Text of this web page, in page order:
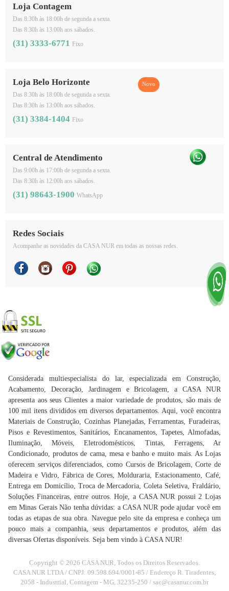
Loja Contagem
Das 8:30h às 18:00h de segunda a sexta.
Das 8:30h às 13:00h aos sábados.
(31) 3333-6771 Fixo
Loja Belo Horizonte
Das 8:30h às 18:00h de segunda a sexta.
Das 8:30h às 13:00h aos sábados.
(31) 3384-1404 Fixo
Central de Atendimento
Das 9:00h às 17:00h de segunda a sexta.
Das 8:30h às 12:00h aos sábados.
(31) 98643-1900 WhatsApp
Redes Sociais
Acompanhe as novidades da CASA NUR em todas as nossas redes.
Considerada multiespecialista do lar, especializada em Construção,
Acabamento, Decoração, Jardinagem e Bricolagem, a CASA NUR
apresenta aos seus Clientes a maior variedade de produtos, são mais de
100 mil itens divididos em diversos departamentos. Aqui, você encontra
Materiais de Construção, Cozinhas Planejadas, Ferramentas, Furadeiras,
Pisos e Revestimentos, Sanitários, Encanamentos, Tapetes, Almofadas,
Iluminação, Móveis, Eletrodomésticos, Tintas, Ferragens, Ar
Condicionado, produtos de cama, mesa e banho e muito mais. As Lojas
oferecem serviços diferenciados, como Cursos de Bricolagem, Corte de
Madeira e Vidro, Fábrica de Cores, Molduraria, Estacionamento, Café,
Entrega em Domicílio, Troca de Mercadoria, Coleta Seletiva, Fraldário,
Soluções Financeiras, entre outros. Hoje, a CASA NUR possui 2 Lojas
em Minas Gerais Não tenha dúvidas: a CASA NUR pode ajudar você em
todas as etapas de sua obra. Navegue pelo site da empresa e conheça um
pouco mais a companhia, seus departamentos e produtos, além das
diversas Ofertas disponíveis. Seja bem vindo à CASA NUR!
Copyright © 2026 CASA NUR, Todos os Direitos Reservados.
CASA NUR LTDA / CNPJ: 09.598.694/0001-85 / Endereço R. Tiradentes,
2058 - Industrial, Contagem - MG, 32235-250 / sac@casanur.com.br